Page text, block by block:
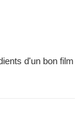
d'un bon film